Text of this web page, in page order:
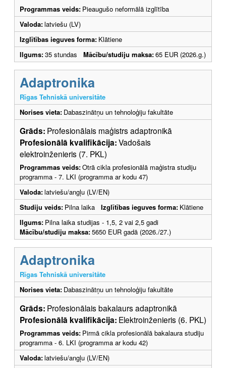
Programmas veids: Pieaugušo neformālā izglītība
Valoda:latviešu (LV)
Izglītības ieguves forma: Klātiene
Ilgums:35 stundas Mācību/studiju maksa:65 EUR (2026.g.)
Adaptronika
Rīgas Tehniskā universitāte
Norises vieta: Dabaszinātņu un tehnoloģiju fakultāte
Grāds: Profesionālais maģistrs adaptronikā
Profesionālā kvalifikācija:Vadošais
elektroinženieris (7. PKL)
Programmas veids:Otrā cikla profesionālā maģistra studiju
programma - 7. LKI (programma ar kodu 47)
Valoda:latviešu/angļu (LV/EN)
Studiju veids: Pilna laika Izglītības ieguves forma: Klātiene
Ilgums: Pilna laika studijas - 1,5, 2 vai 2,5 gadi
Mācību/studiju maksa:5650 EUR gadā (2026./27.)
Adaptronika
Rīgas Tehniskā universitāte
Norises vieta: Dabaszinātņu un tehnoloģiju fakultāte
Grāds: Profesionālais bakalaurs adaptronikā
Profesionālā kvalifikācija: Elektroinženieris (6. PKL)
Programmas veids: Pirmā cikla profesionālā bakalaura studiju
programma - 6. LKI (programma ar kodu 42)
Valoda:latviešu/angļu (LV/EN)